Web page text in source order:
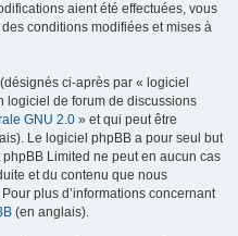
aient été effectuées, vous
conditions modifiées et mises à
ci-après par « logiciel
logiciel de forum de discussions
GNU 2.0 » et qui peut être
Le logiciel phpBB a pour seul but
Limited ne peut en aucun cas
et du contenu que nous
plus d’informations concernant
(en anglais).